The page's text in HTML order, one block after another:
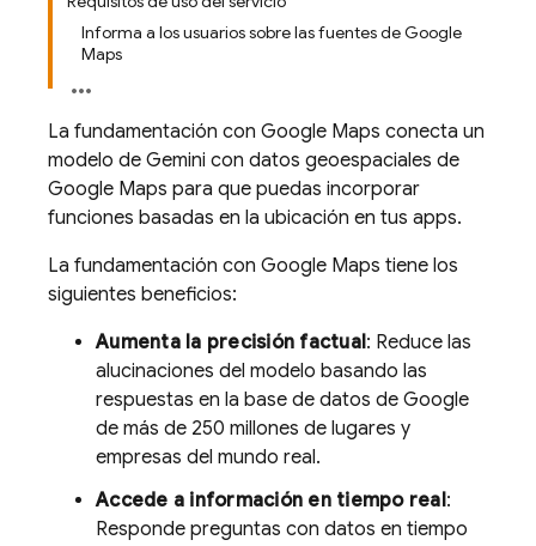
Informa a los usuarios sobre las fuentes de Google
Maps
La fundamentación con Google Maps conecta un
modelo de Gemini con datos geoespaciales de
Google Maps para que puedas incorporar
funciones basadas en la ubicación en tus apps.
La fundamentación con Google Maps tiene los
siguientes beneficios:
Aumenta la precisión factual: Reduce las
alucinaciones del modelo basando las
respuestas en la base de datos de Google
de más de 250 millones de lugares y
empresas del mundo real.
Accede a información en tiempo real:
Responde preguntas con datos en tiempo